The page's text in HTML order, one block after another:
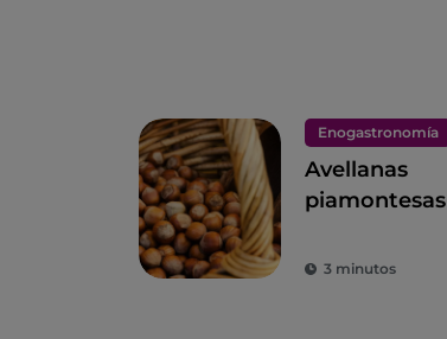
Enogastronomía
Avellanas
piamontesas
3 minutos